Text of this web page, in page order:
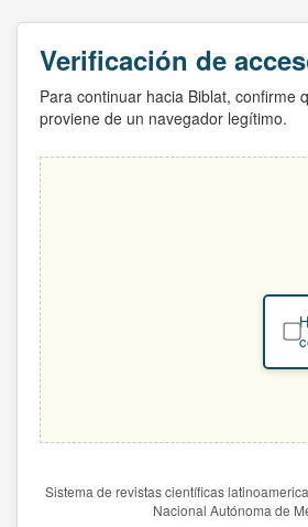
Verificación de
Para continuar hacia Biblat, confirme
proviene de un navegador legítimo.
Sistema de revistas científicas
Nacional Autónoma de